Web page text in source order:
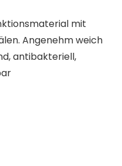
mit
Angenehm weich
antibakteriell,